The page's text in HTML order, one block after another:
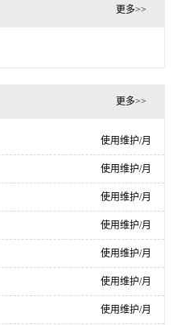
更多>>
更多>>
使用维护/月
使用维护/月
使用维护/月
使用维护/月
使用维护/月
使用维护/月
使用维护/月